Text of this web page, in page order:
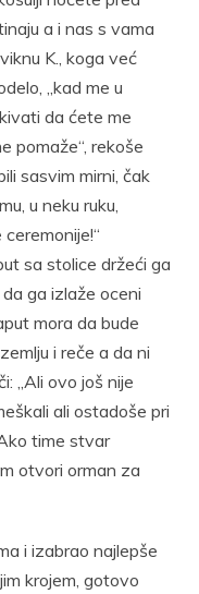
a i nas s vama
K., koga već
„kad me u
da ćete me
pomaže“, rekoše
sasvim mirni, čak
u neku ruku,
sa stolice držeći ga
ga izlaže oceni
mora da bude
i reče a da ni
„Ali ovo još nije
ali ostadoše pri
time stvar
otvori orman za
i izabrao najlepše
krojem, gotovo